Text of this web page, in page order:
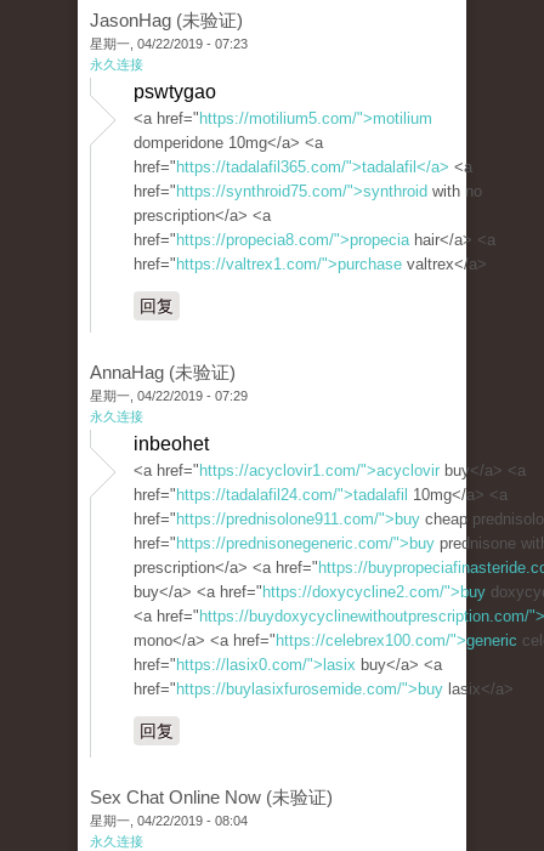
JasonHag (未验证)
星期一, 04/22/2019 - 07:23
永久连接
pswtygao
<a href=" https://motilium5.com/">motilium
domperidone 10mg</a> <a
href=" https://tadalafil365.com/">tadalafil</a> <a
href=" https://synthroid75.com/">synthroid with no
prescription</a> <a
href=" https://propecia8.com/">propeciahair</a> <a
href=" https://valtrex1.com/">purchase valtrex</a>
回复
AnnaHag (未验证)
星期一, 04/22/2019 - 07:29
永久连接
inbeohet
<a href=" https://acyclovir1.com/">acyclovir buy</a> <a
href=" https://tadalafil24.com/">tadalafil 10mg</a> <a
href=" https://prednisolone911.com/">buy cheap
href=" https://prednisonegeneric.com/">buy prednisone
prescription</a> <a href=" https://
buy</a> <a href=" https://doxycycline2.com/">buy
<a href=" https://buydoxycyclinewithoutprescription.com/
mono</a> <a href=" https://celebrex100.com/">generic
href=" https://lasix0.com/">lasix buy</a> <a
href=" https://buylasixfurosemide.com/">buy lasix</a>
回复
Sex Chat Online Now (未验证)
星期一, 04/22/2019 - 08:04
永久连接